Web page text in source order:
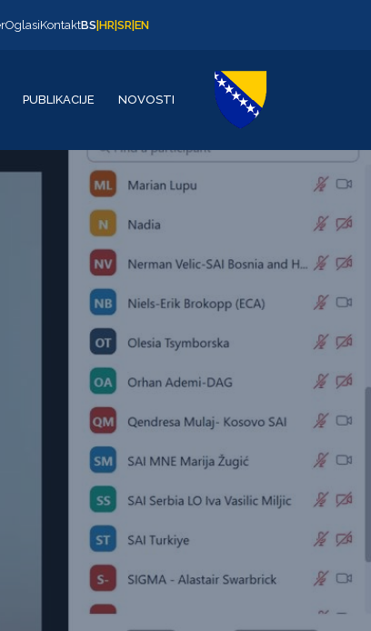
OglasiKontaktBS HR SR EN
PUBLIKACIJE NOVOSTI